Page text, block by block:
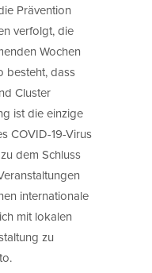
Prävention
verfolgt, die
Wochen
besteht, dass
Cluster
ist die einzige
COVID-19-Virus
dem Schluss
internationale
mit lokalen
zu